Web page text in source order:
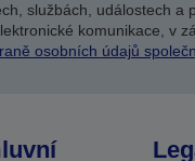
službách, událostech
komunikace, v
osobních údajů